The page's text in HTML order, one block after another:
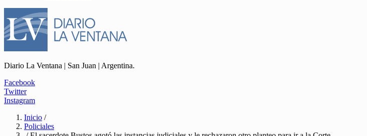
Diario La Ventana | San Juan | Argentina.
Facebook
Twitter
Instagram
Inicio /
Policiales